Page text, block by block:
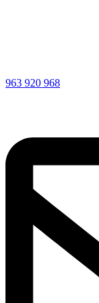
963 920 968